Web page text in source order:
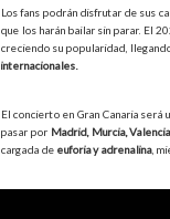
Los fans podrán disfrutar de sus
que los harán bailar sin parar. El
creciendo su popularidad,
internacionales.
El concierto en Gran Canaria será
pasar por Madrid, Murcia,
cargada de euforia y adrenalina,